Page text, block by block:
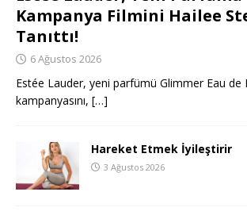
Kampanya Filmini Hailee
Tanıttı!
6 Ağustos 2026
Estée Lauder, yeni parfümü Glimmer Eau de
kampanyasını, […]
Hareket Etmek İyileştirir
3 Ağustos 2026